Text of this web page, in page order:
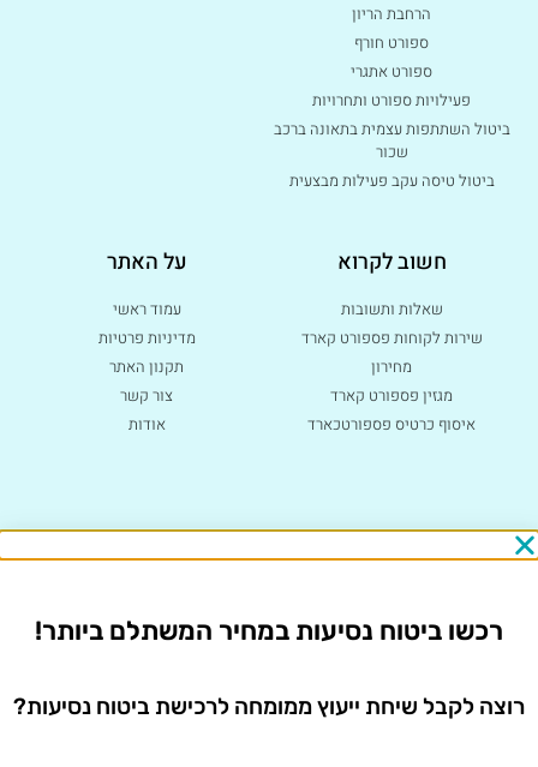
הרחבת הריון
ספורט חורף
ספורט אתגרי
פעילויות ספורט ותחרויות
ביטול השתתפות עצמית בתאונה ברכב
שכור
ביטול טיסה עקב פעילות מבצעית
חשוב לקרוא
שאלות ותשובות
שירות לקוחות פספורט קארד
מחירון
מגזין פספורט קארד
איסוף כרטיס פספורטכארד
על האתר
עמוד ראשי
מדיניות פרטיות
תקנון האתר
צור קשר
אודות
רכשו ביטוח נסיעות במחיר המשתלם ביותר!
רוצה לקבל שיחת ייעוץ ממומחה לרכישת ביטוח נסיעות?